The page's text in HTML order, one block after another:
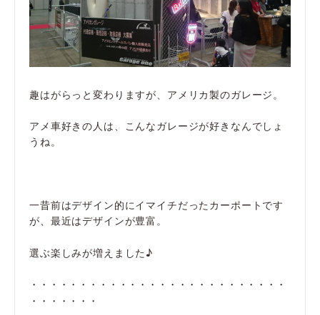
趣はがらっと変わりますが、アメリカ製のガレージ。
アメ車好きの人は、こんなガレージが好きなんでしょ
うね。
一昔前はデザイン的にイマイチだったカーポートです
が、最近はデザインが豊富。
選ぶ楽しみが増えました♪
・・・・・・・・・・・・・・・・・・・・・・・・・・
・・・・・・・